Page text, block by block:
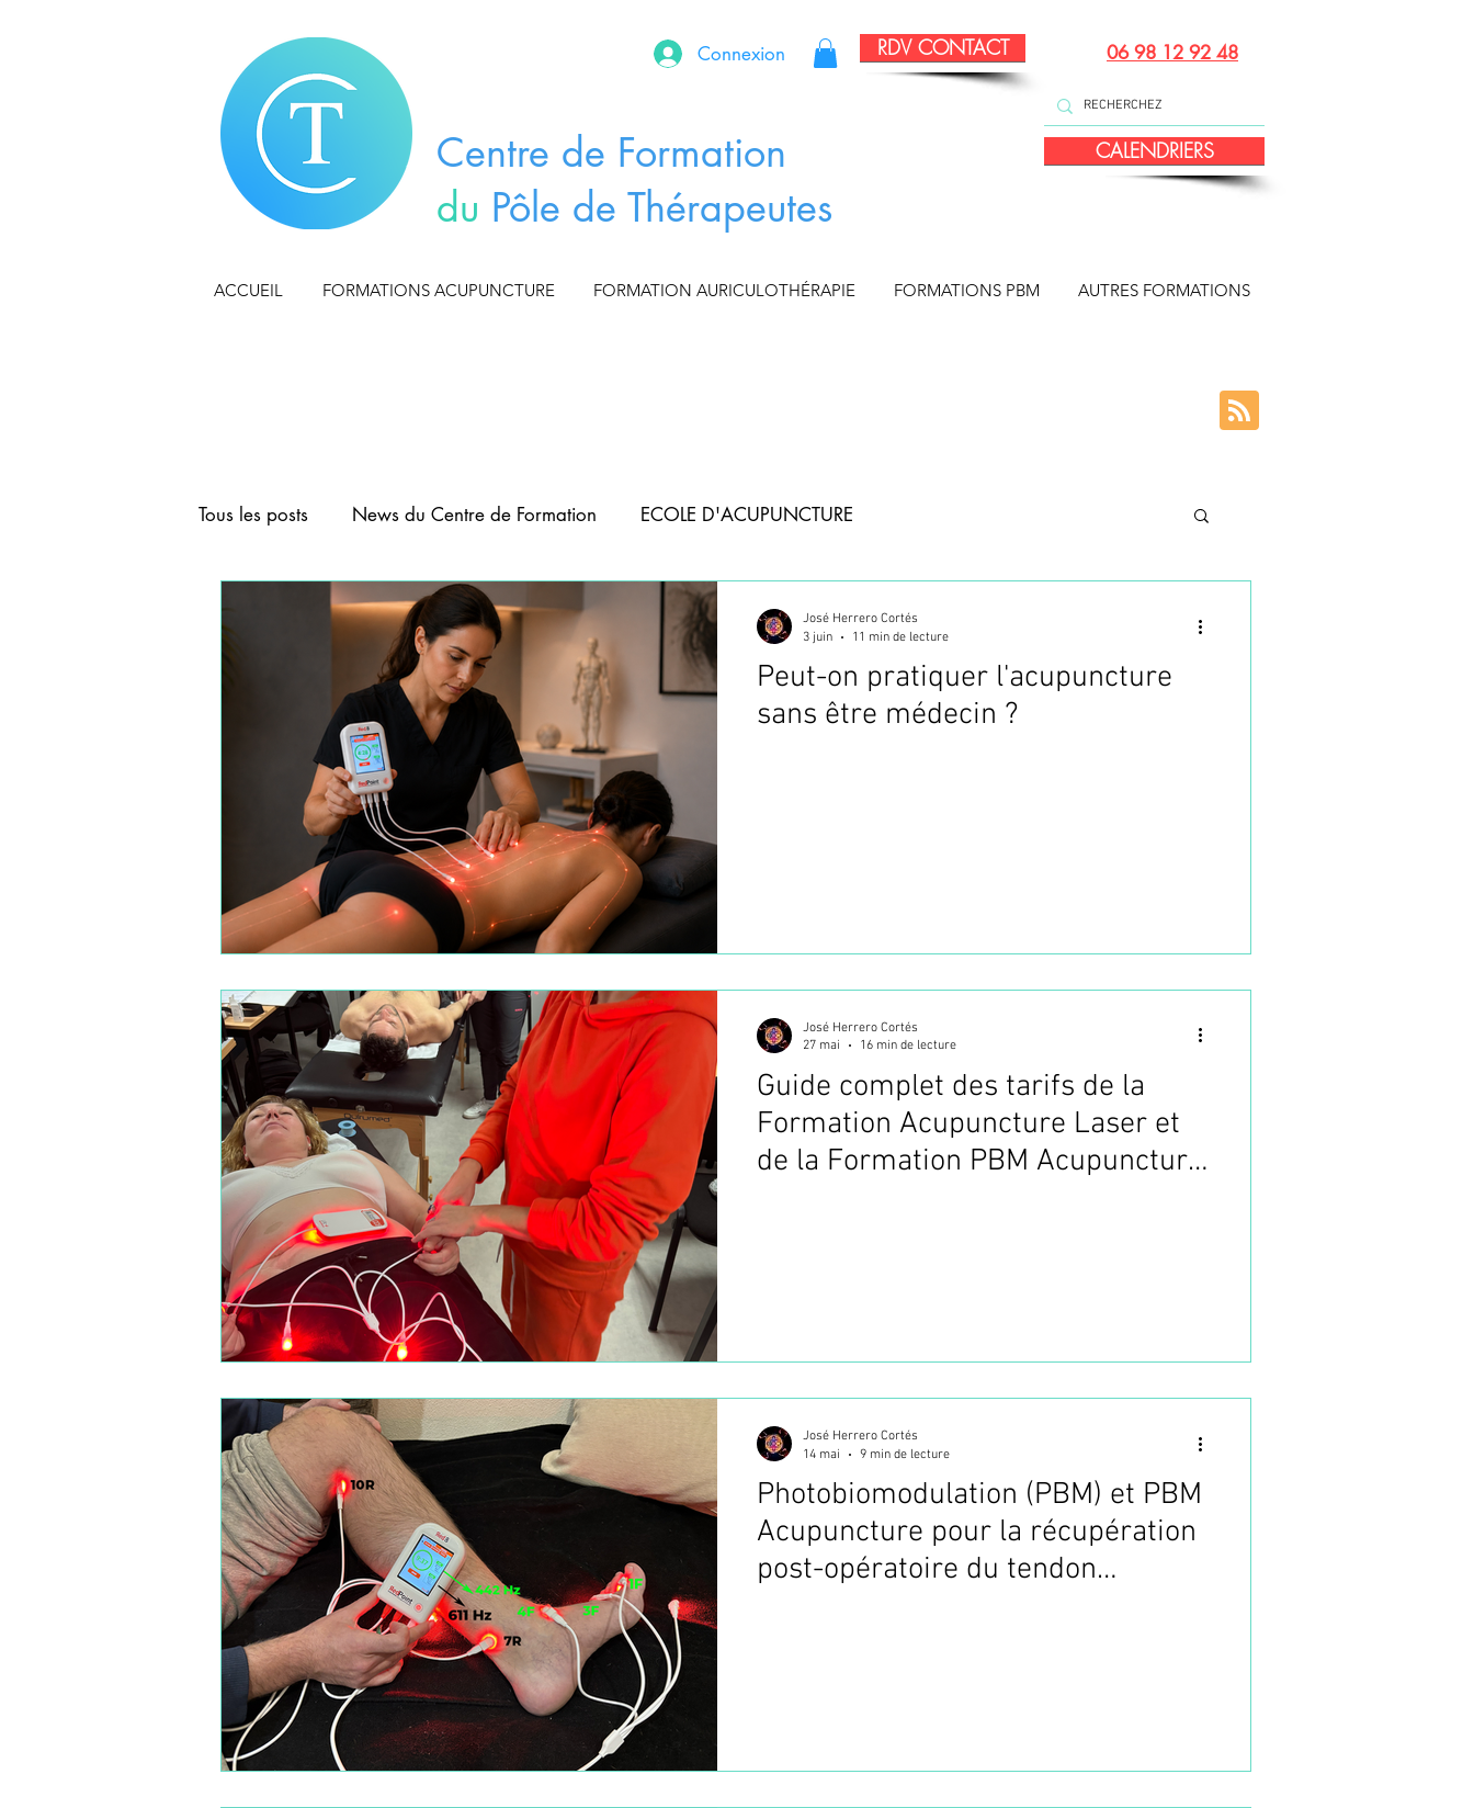
Connexion RDV CONTACT 06 98 12 92 48
Centre de Formation
du Pôle de Thérapeutes
CALENDRIERS
ACCUEIL FORMATIONS ACUPUNCTURE FORMATION AURICULOTHÉRAPIE FORMATIONS PBM AUTRES FORMATIONS
Tous les posts News du Centre de Formation ECOLE D'ACUPUNCTURE
FORMATION AURICULOTHERAPIE ACUPUNCTURE ANIMAUX
FORMATION ACUPUNCTURE ABDOMINALE FORMATION PHOTOBIOMODULATION
FORMATION CRANIOACUPUNCTURE FORMATION TAPING
FORMATIONS DE BASE D'ACUPUNCTURE WEBINAIRES
FORMATIONS COURTES FORMATION ACUPUNCTURE FORMATION ACUPUNCTURE ESTHETIQUE
FORMATION TECHNIQUES MANUELLES (TMO MOXIBUSTION JAPONAISE - OKYU
FORMATIONS SPECIALISATION FORMATION PBM ACUPUNCTURE Choisir sa Formation Acupuncture
Peut-on pratiquer l'acupuncture
sans être médecin ?
José Herrero Cortés
3 juin
11 min de lecture
Guide complet des tarifs de la
Formation Acupuncture Laser et
de la Formation PBM Acupuncture
José Herrero Cortés
27 mai
16 min de lecture
Photobiomodulation (PBM) et PBM
Acupuncture pour la récupération
post-opératoire du tendon
José Herrero Cortés
14 mai
9 min de lecture